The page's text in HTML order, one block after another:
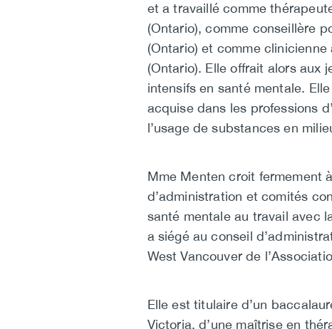
et a travaillé comme
(Ontario), comme conseillère
(Ontario) et comme
(Ontario). Elle offrait alors aux
intensifs en santé mentale.
acquise dans les professions
l’usage de substances en
Mme Menten croit fermement
d’administration et comités
santé mentale au travail avec
a siégé au conseil
West Vancouver de
Elle est titulaire d’un
Victoria, d’une maîtrise en